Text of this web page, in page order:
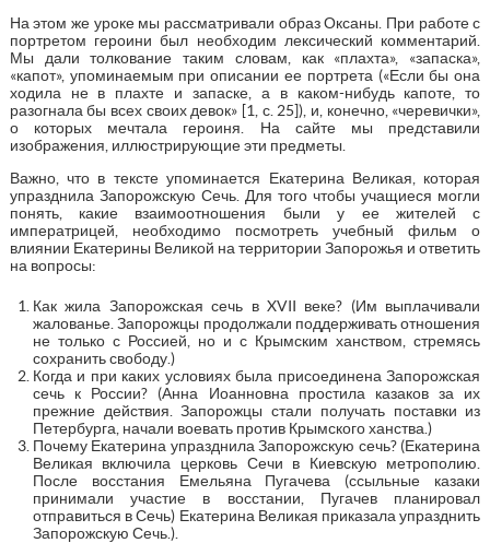
На этом же уроке мы рассматривали образ Оксаны. При работе с
портретом героини был необходим лексический комментарий.
Мы дали толкование таким словам, как «плахта», «запаска»,
«капот», упоминаемым при описании ее портрета («Если бы она
ходила не в плахте и запаске, а в каком-нибудь капоте, то
разогнала бы всех своих девок» [1, с. 25]), и, конечно, «черевички»,
о которых мечтала героиня. На сайте мы представили
изображения, иллюстрирующие эти предметы.
Важно, что в тексте упоминается Екатерина Великая, которая
упразднила Запорожскую Сечь. Для того чтобы учащиеся могли
понять, какие взаимоотношения были у ее жителей с
императрицей, необходимо посмотреть учебный фильм о
влиянии Екатерины Великой на территории Запорожья и ответить
на вопросы:
Как жила Запорожская сечь в XVII веке? (Им выплачивали
жалованье. Запорожцы продолжали поддерживать отношения
не только с Россией, но и с Крымским ханством, стремясь
сохранить свободу.)
Когда и при каких условиях была присоединена Запорожская
сечь к России? (Анна Иоанновна простила казаков за их
прежние действия. Запорожцы стали получать поставки из
Петербурга, начали воевать против Крымского ханства.)
Почему Екатерина упразднила Запорожскую сечь? (Екатерина
Великая включила церковь Сечи в Киевскую метрополию.
После восстания Емельяна Пугачева (ссыльные казаки
принимали участие в восстании, Пугачев планировал
отправиться в Сечь) Екатерина Великая приказала упразднить
Запорожскую Сечь.).